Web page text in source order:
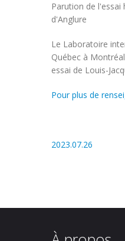
Parution de l'essai
d'Anglure
Le Laboratoire
Québec à
essai de Louis-
Pour plus de
2023.07.26